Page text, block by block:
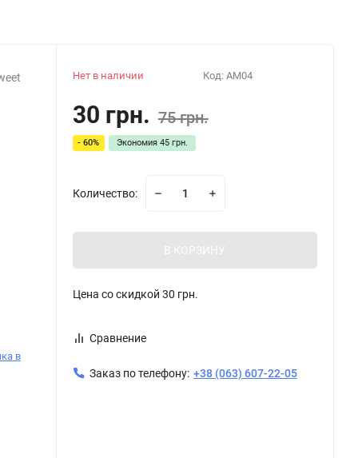
в
Нет в наличии Код: AM04
30 грн. 75 грн.
- 60% Экономия 45 грн.
Количество:
В КОРЗИНУ
Цена со скидкой 30 грн.
Сравнение
Заказ по телефону: +38 (063) 607-22-05